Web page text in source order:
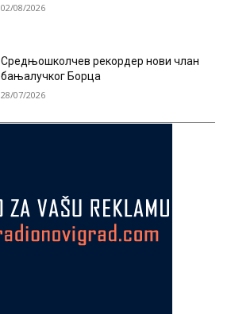
02/08/2026
Средњошколчев рекордер нови члан
бањалучког Борца
28/07/2026